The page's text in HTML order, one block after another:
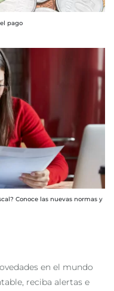
pago
Conoce las nuevas normas y
en el mundo
reciba alertas e